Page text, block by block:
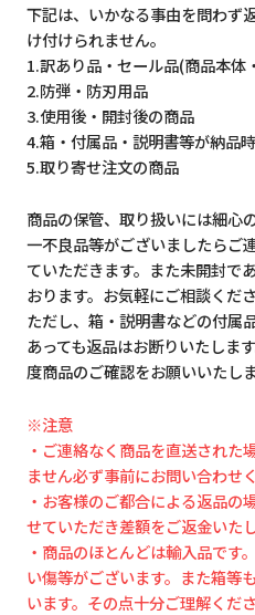
下記は、いかなる事由を問わず
け付けられません。
1.訳あり品・セール品(商品本体
2.防弾・防刃用品
3.使用後・開封後の商品
4.箱・付属品・説明書等が納品
5.取り寄せ注文の商品
商品の保管、取り扱いには細心
一不良品等がございましたらご
ていただきます。また未開封で
おります。お気軽にご相談くださ
ただし、箱・説明書などの付属
あっても返品はお断りいたしま
度商品のご確認をお願いいたしま
※注意
・ご連絡なく商品を直送された
ません必ず事前にお問い合わせ
・お客様のご都合による返品の
せていただき差額をご返金いた
・商品のほとんどは輸入品です
い傷等がございます。また箱等
います。その点十分ご理解くださ